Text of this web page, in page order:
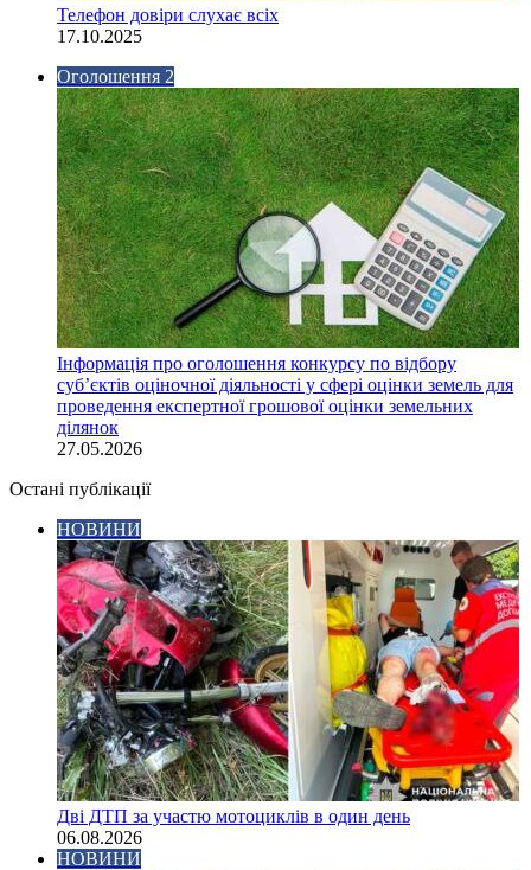
Телефон довіри слухає всіх
17.10.2025
Оголошення 2
Інформація про оголошення конкурсу по відбору
суб’єктів оціночної діяльності у сфері оцінки земель для
проведення експертної грошової оцінки земельних
ділянок
27.05.2026
Остані публікації
НОВИНИ
Дві ДТП за участю мотоциклів в один день
06.08.2026
НОВИНИ